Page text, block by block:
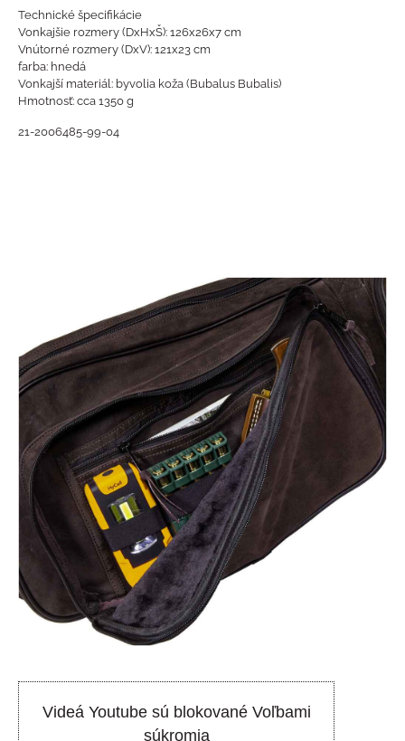
Technické špecifikácie
Vonkajšie rozmery (DxHxŠ): 126x26x7 cm
Vnútorné rozmery (DxV): 121x23 cm
farba: hnedá
Vonkajší materiál: byvolia koža (Bubalus Bubalis)
Hmotnosť: cca 1350 g
21-2006485-99-04
Videá Youtube sú blokované Voľbami
súkromia